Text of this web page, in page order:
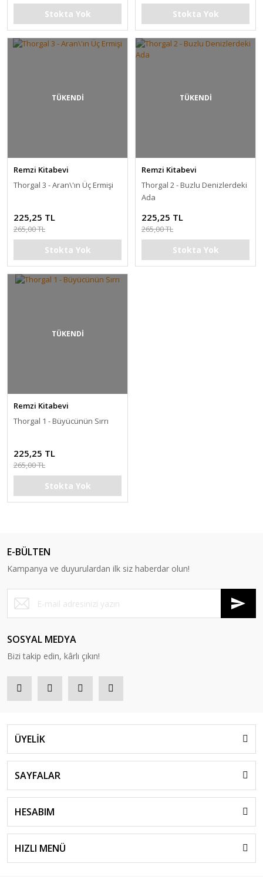
Stokta Yok Stokta Yok
TÜKENDİ
Remzi Kitabevi
Thorgal 3 - Aran\'ın Üç Ermişi
225,25 TL
265,00 TL
Stokta Yok
TÜKENDİ
Remzi Kitabevi
Thorgal 2 - Buzlu Denizlerdeki
Ada
225,25 TL
265,00 TL
Stokta Yok
TÜKENDİ
Remzi Kitabevi
Thorgal 1 - Büyücünün Sırrı
225,25 TL
265,00 TL
Stokta Yok
E-BÜLTEN
Kampanya ve duyurulardan ilk siz haberdar olun!
SOSYAL MEDYA
Bizi takip edin, kârlı çıkın!
ÜYELİK
SAYFALAR
HESABIM
HIZLI MENÜ